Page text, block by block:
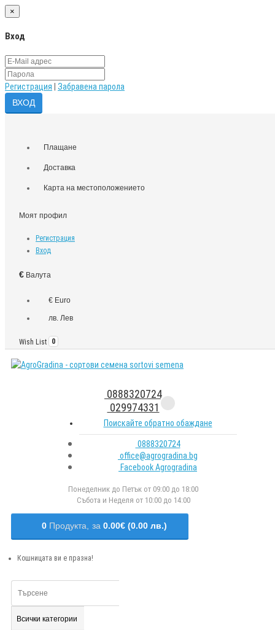
×
Вход
Регистрация Забравена парола
Плащане
Доставка
Карта на местоположението
Моят профил
Регистрация
Вход
€ Валута
€ Euro
лв. Лев
Wish List 0
0888320724
029974331
Поискайте обратно обаждане
0888320724
office@agrogradina.bg
Facebook Agrogradina
Понеделник до Петък от 09:00 до 18:00
Събота и Неделя от 10:00 до 14:00
0 Продукта, за 0.00€ (0.00 лв.)
Кошницата ви е празна!
Всички категории